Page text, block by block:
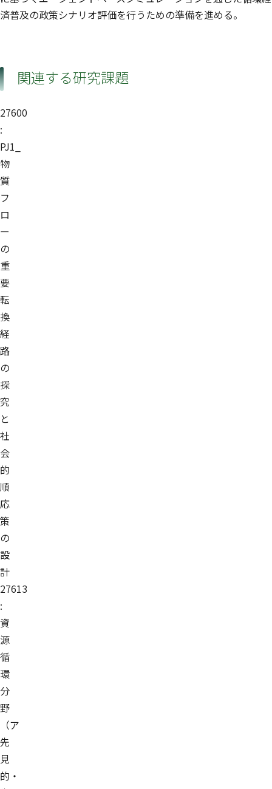
済普及の政策シナリオ評価を行うための準備を進める。
関連する研究課題
27600
:
PJ1_
物
質
フ
ロ
ー
の
重
要
転
換
経
路
の
探
究
と
社
会
的
順
応
策
の
設
計
27613
:
資
源
循
環
分
野
（ア
先
見
的・